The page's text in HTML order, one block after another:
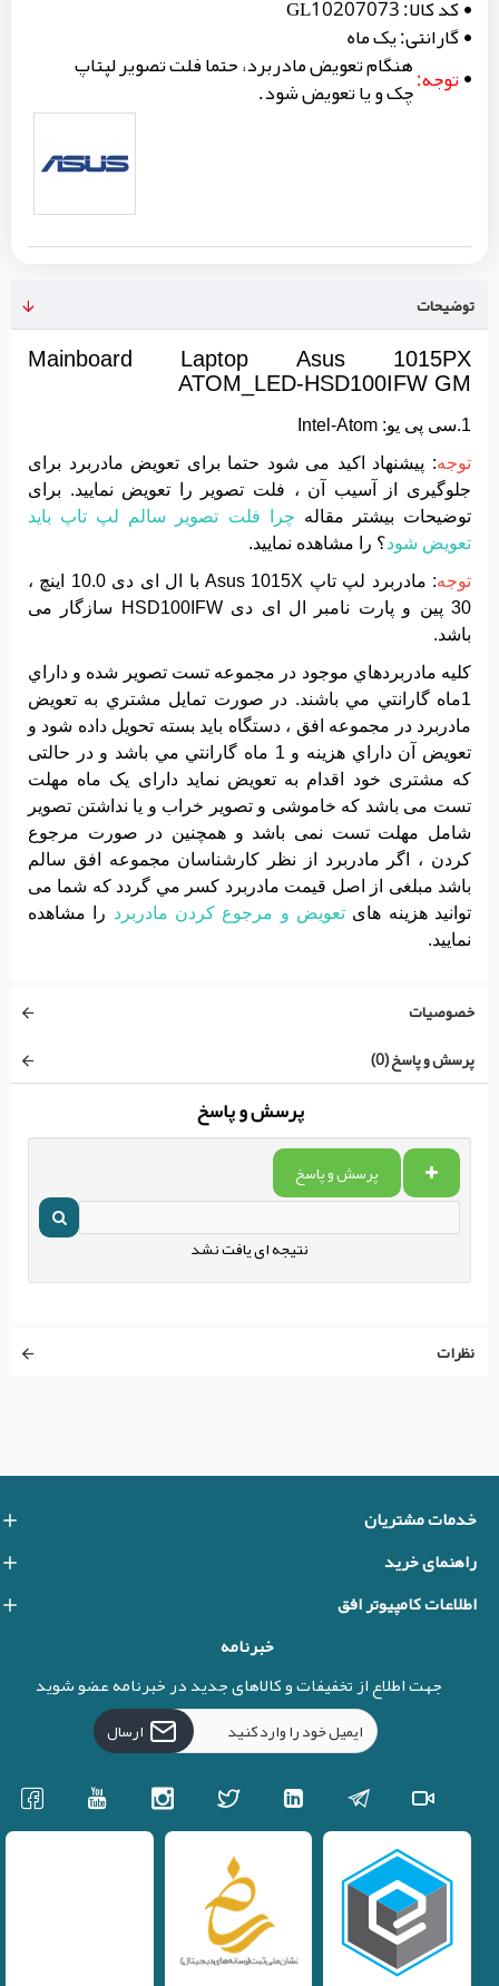
کد کالا:GL10207073
گارانتی:یک ماه
توجه:هنگام تعویض مادربرد، حتما فلت تصویر لپتاپ
چک و یا تعویض شود.
توضیحات
Mainboard Laptop Asus 1015PX
ATOM_LED-HSD100IFW GM
1.سی پی یو: Intel-Atom
توجه: پیشنهاد اکید می شود حتما برای تعویض مادربرد برای
جلوگیری از آسیب آن ، فلت تصویر را تعویض نمایید. برای
توضیحات بیشتر مقاله چرا فلت تصویر سالم لپ تاپ باید
تعویض شود؟ را مشاهده نمایید.
توجه
: مادربرد لپ تاپ Asus 1015X با ال ای دی 10.0 اینچ ،
30 پین و پارت نامبر ال ای دی HSD100IFW سازگار می
باشد.
کليه مادربردهاي موجود در مجموعه تست تصوير شده و داراي
1ماه گارانتي مي باشند. در صورت تمايل مشتري به تعويض
مادربرد در مجموعه افق ، دستگاه بايد بسته تحويل داده شود و
تعويض آن داراي هزينه و 1 ماه گارانتي مي باشد و در حالتی
که مشتری خود اقدام به تعویض نماید دارای یک ماه مهلت
تست می باشد که خاموشی و تصویر خراب و یا نداشتن تصویر
شامل مهلت تست نمی باشد و همچنین در صورت مرجوع
کردن ، اگر مادربرد از نظر کارشناسان مجموعه افق سالم
باشد مبلغی از اصل قیمت مادربرد کسر مي گردد که شما می
توانید هزینه های تعویض و مرجوع کردن مادربرد را مشاهده
نمایید.
خصوصیات
پرسش و پاسخ (0)
پرسش و پاسخ
پرسش و پاسخ
نتیجه ای یافت نشد
نظرات
خدمات مشتریان
راهنمای خرید
اطلاعات کامپیوتر افق
خبرنامه
جهت اطلاع از تخفیفات و کالاهای جدید در خبرنامه عضو شوید
ارسال